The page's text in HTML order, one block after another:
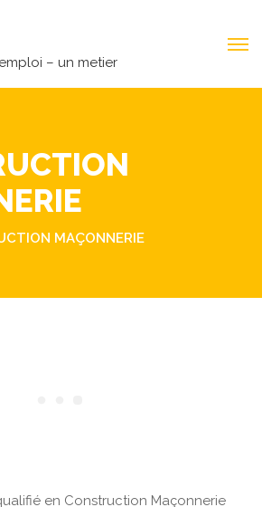
– un metier
MAÇONNERIE
en Construction Maçonnerie